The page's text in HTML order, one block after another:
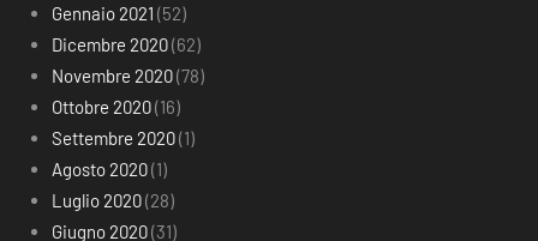
Gennaio 2021 (52)
Dicembre 2020(62)
Novembre 2020(78)
Ottobre 2020(16)
Settembre 2020(1)
Agosto 2020(1)
Luglio 2020(28)
Giugno 2020(31)